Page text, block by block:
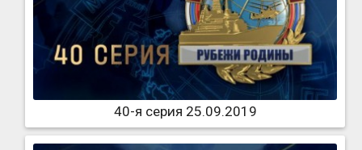
40-я серия 25.09.2019